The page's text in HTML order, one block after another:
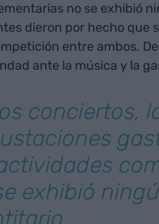
no se exhibió
dieron por hecho que
entre ambos.
ante la música y la
conciertos,
exhibió